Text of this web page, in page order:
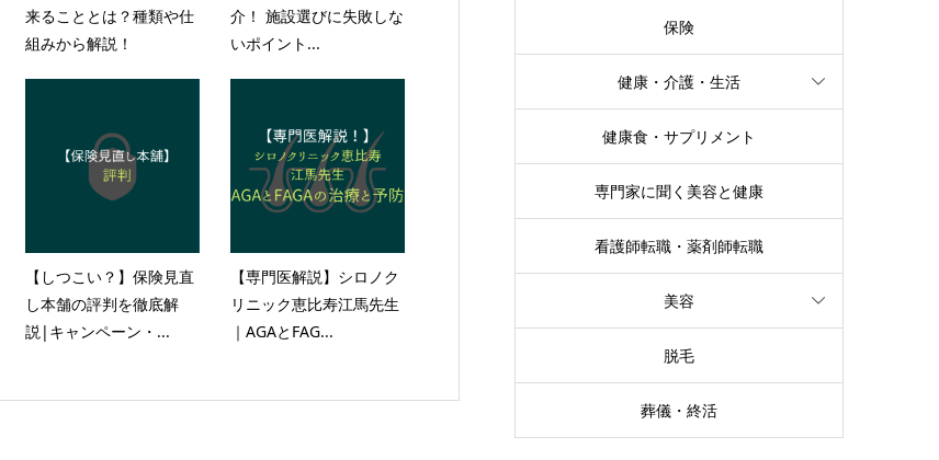
来ることとは？種類や仕
組みから解説！
介！ 施設選びに失敗しな
いポイント...
【しつこい？】保険見直
し本舗の評判を徹底解
説|キャンペーン・...
【専門医解説】シロノク
リニック恵比寿江馬先生
｜AGAとFAG...
保険
健康・介護・生活
健康食・サプリメント
専門家に聞く美容と健康
看護師転職・薬剤師転職
美容
脱毛
葬儀・終活